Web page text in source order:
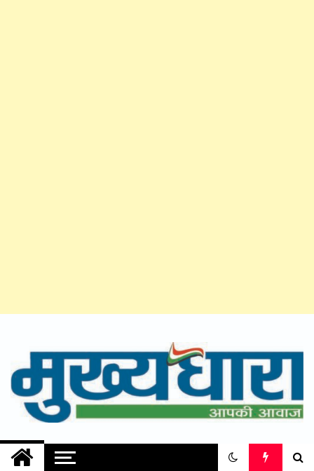
content
Mukhyadhara
Aapki Aawaz